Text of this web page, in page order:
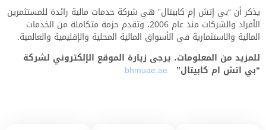
يذكر أن “بي إتش إم كابيتال” هي شركة خدمات مالية رائدة للمستثمرين
الأفراد والشركات منذ عام 2006، وتقدم حزمة متكاملة من الخدمات
المالية والاستثمارية في الأسواق المالية المحلية والإقليمية والعالمية.
للمزيد من المعلومات، يرجى زيارة الموقع الإلكتروني لشركة
“بي اتش ام كابيتال” bhmuae.ae